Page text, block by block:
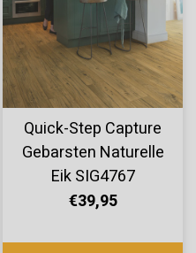
Quick-Step Capture
Gebarsten Naturelle
Eik SIG4767
€39,95